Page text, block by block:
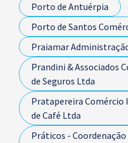
Porto de Antuérpia
Porto de Santos
Praiamar
Prandini & Associados
de Seguros Ltda
Pratapereira
de Café Ltda
Práticos - Coordenação